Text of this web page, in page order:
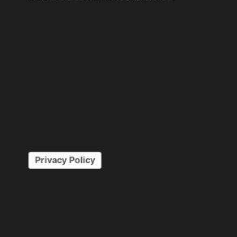
Privacy Policy